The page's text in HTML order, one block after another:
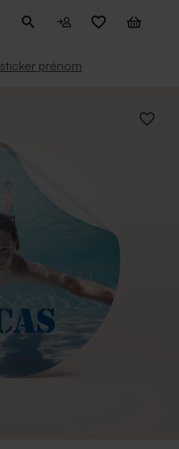
sticker prénom